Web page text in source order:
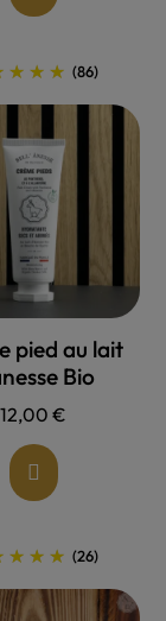
(86)
voir !
pied au lait
Bio
12,00 €
(26)